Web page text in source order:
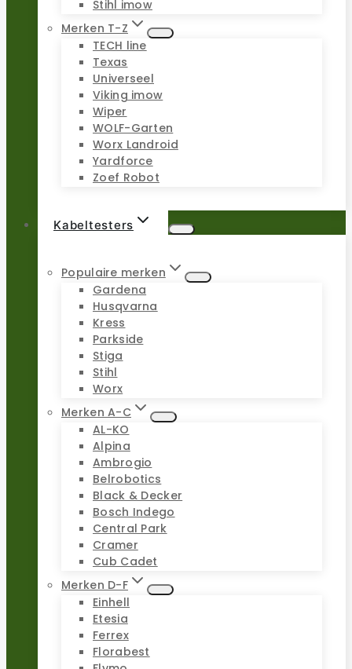
Stihl imow
Merken T-Z
TECH line
Texas
Universeel
Viking imow
Wiper
WOLF-Garten
Worx Landroid
Yardforce
Zoef Robot
Kabeltesters
Populaire merken
Gardena
Husqvarna
Kress
Parkside
Stiga
Stihl
Worx
Merken A-C
AL-KO
Alpina
Ambrogio
Belrobotics
Black & Decker
Bosch Indego
Central Park
Cramer
Cub Cadet
Merken D-F
Einhell
Etesia
Ferrex
Florabest